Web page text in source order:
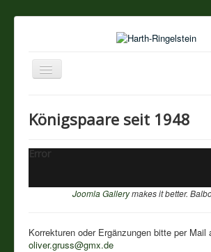
Navigation
an/aus
Termine
Königspaare seit 1948
Error
Joomla Gallerymakes it better.
Korrekturen oder Ergänzungen bitte per Mail
oliver.gruss@gmx.de